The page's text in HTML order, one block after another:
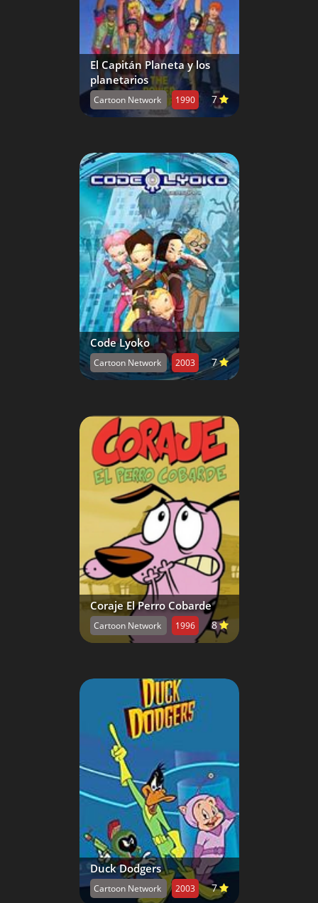
El Capitán Planeta y los
planetarios
Cartoon Network 1990 7
Code Lyoko
Cartoon Network 2003 7
Coraje El Perro Cobarde
Cartoon Network 1996 8
Duck Dodgers
Cartoon Network 2003 7